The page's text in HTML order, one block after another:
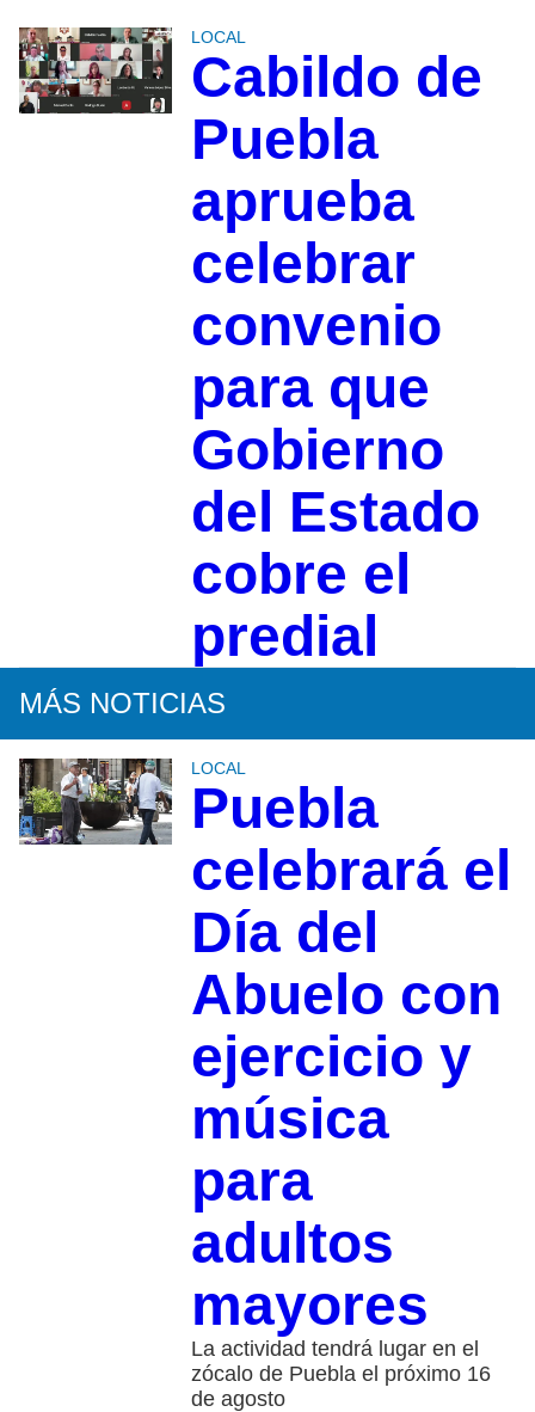
LOCAL
Cabildo de
Puebla
aprueba
celebrar
convenio
para que
Gobierno
del Estado
cobre el
predial
MÁS NOTICIAS
LOCAL
Puebla
celebrará el
Día del
Abuelo con
ejercicio y
música
para
adultos
mayores
La actividad tendrá lugar en el
zócalo de Puebla el próximo 16
de agosto